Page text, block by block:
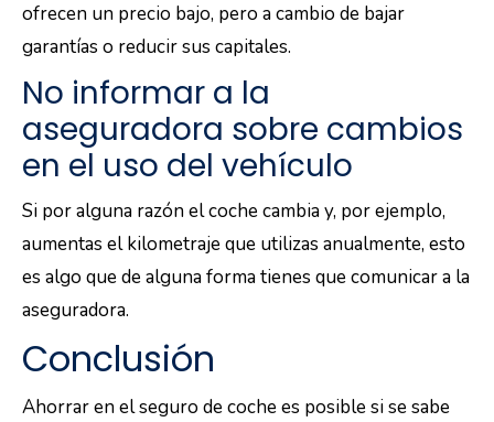
ofrecen un precio bajo, pero a cambio de bajar
garantías o reducir sus capitales.
No informar a la
aseguradora sobre cambios
en el uso del vehículo
Si por alguna razón el coche cambia y, por ejemplo,
aumentas el kilometraje que utilizas anualmente, esto
es algo que de alguna forma tienes que comunicar a la
aseguradora.
Conclusión
Ahorrar en el seguro de coche es posible si se sabe